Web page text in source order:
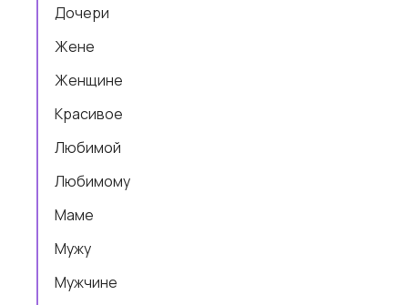
Дочери
Жене
Женщине
Красивое
Любимой
Любимому
Маме
Мужу
Мужчине